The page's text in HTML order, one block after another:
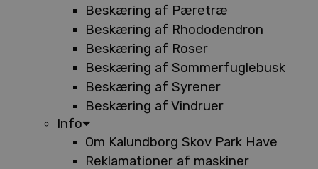
Beskæring af Pæretræ
Beskæring af Rhododendron
Beskæring af Roser
Beskæring af Sommerfuglebusk
Beskæring af Syrener
Beskæring af Vindruer
Info
Om Kalundborg Skov Park Have
Reklamationer af maskiner